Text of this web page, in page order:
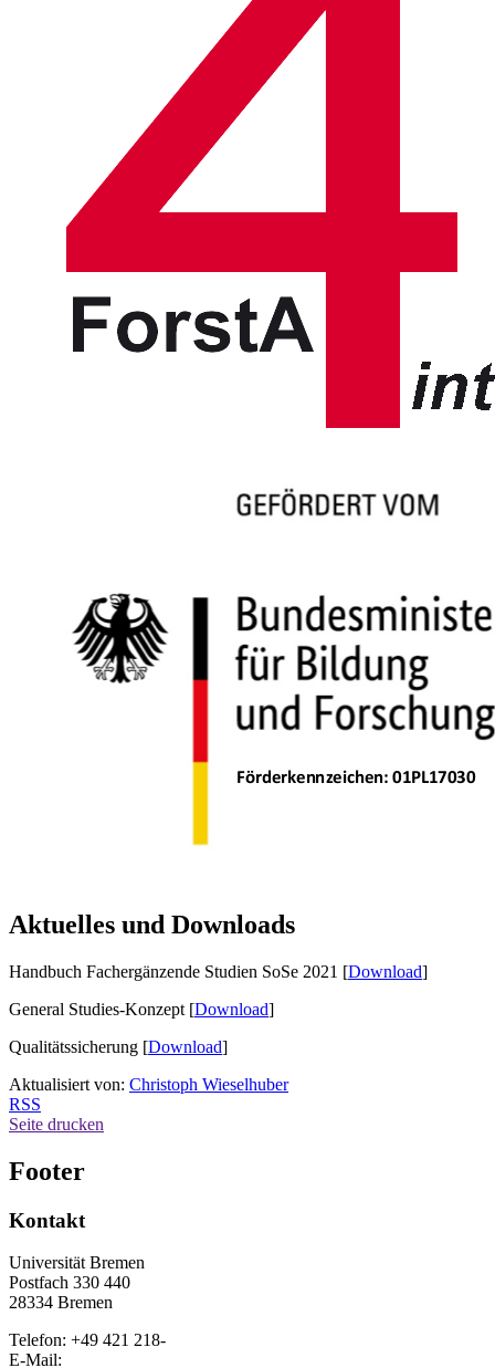
Aktuelles und Downloads
Handbuch Fachergänzende Studien SoSe 2021 [Download]
General Studies-Konzept [Download]
Qualitätssicherung [Download]
Aktualisiert von: Christoph Wieselhuber
RSS
Seite drucken
Footer
Kontakt
Universität Bremen
Postfach 330 440
28334 Bremen
Telefon: +49 421 218-
E-Mail: